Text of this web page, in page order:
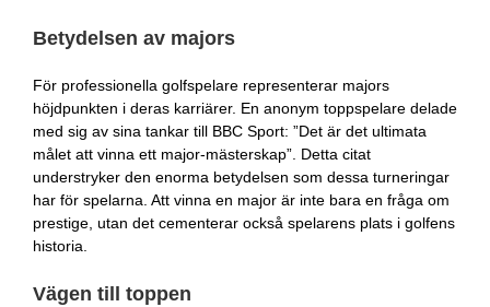
Betydelsen av majors
För professionella golfspelare representerar majors
höjdpunkten i deras karriärer. En anonym toppspelare delade
med sig av sina tankar till BBC Sport: ”Det är det ultimata
målet att vinna ett major-mästerskap”. Detta citat
understryker den enorma betydelsen som dessa turneringar
har för spelarna. Att vinna en major är inte bara en fråga om
prestige, utan det cementerar också spelarens plats i golfens
historia.
Vägen till toppen